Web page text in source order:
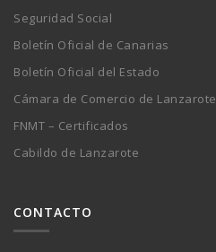
Seguridad Social
Boletín Oficial de Canarias
Boletín Oficial del Estado
Cámara de Comercio de Lanzarote
FNMT – Certificados
Cabildo de Lanzarote
CONTACTO